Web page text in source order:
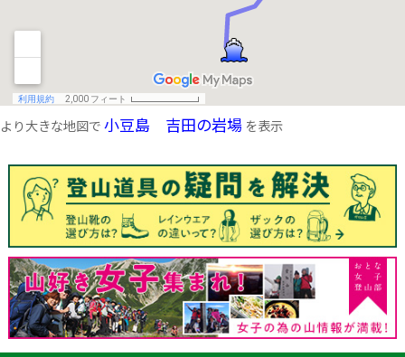
より大きな地図で 小豆島 吉田の岩場 を表示